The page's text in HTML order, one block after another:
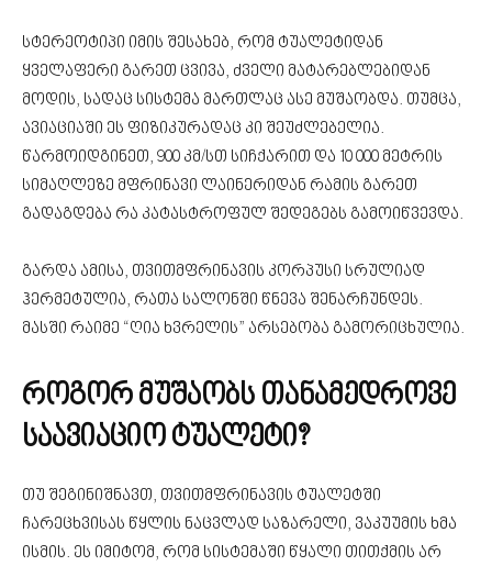
სტერეოტიპი იმის შესახებ, რომ ტუალეტიდან
ყველაფერი გარეთ ცვივა, ძველი მატარებლებიდან
მოდის, სადაც სისტემა მართლაც ასე მუშაობდა. თუმცა,
ავიაციაში ეს ფიზიკურადაც კი შეუძლებელია.
წარმოიდგინეთ, 900 კმ/სთ სიჩქარით და 10 000 მეტრის
სიმაღლეზე მფრინავი ლაინერიდან რამის გარეთ
გადაგდება რა კატასტროფულ შედეგებს გამოიწვევდა.
გარდა ამისა, თვითმფრინავის კორპუსი სრულიად
ჰერმეტულია, რათა სალონში წნევა შენარჩუნდეს.
მასში რაიმე “ღია ხვრელის” არსებობა გამორიცხულია.
როგორ მუშაობს თანამედროვე
საავიაციო ტუალეტი?
თუ შეგინიშნავთ, თვითმფრინავის ტუალეტში
ჩარეცხვისას წყლის ნაცვლად საზარელი, ვაკუუმის ხმა
ისმის. ეს იმიტომ, რომ სისტემაში წყალი თითქმის არ